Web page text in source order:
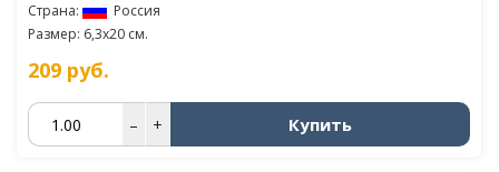
Страна:
Россия
Размер: 6,3x20 см.
209 руб.
– + Купить